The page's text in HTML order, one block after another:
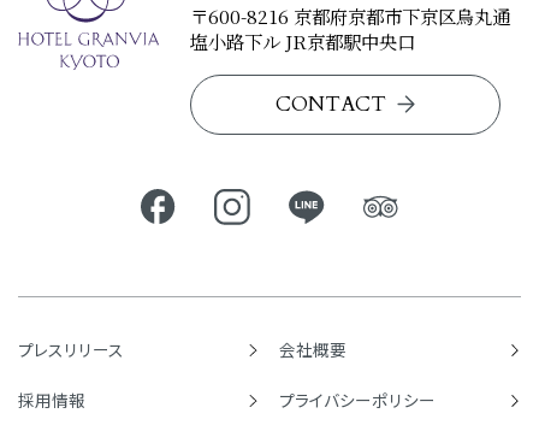
〒600-8216 京都府京都市下京区烏丸通
塩小路下ル JR京都駅中央口
CONTACT
プレスリリース 会社概要
採用情報 プライバシーポリシー